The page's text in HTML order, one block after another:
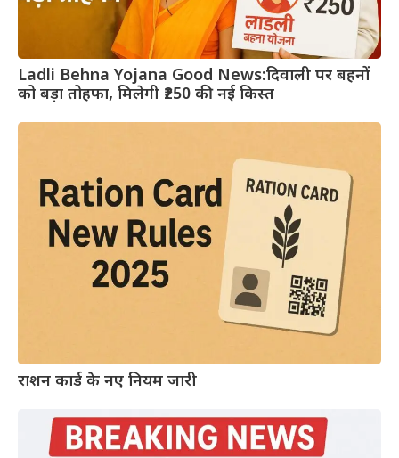
Ladli Behna Yojana Good News:दिवाली पर बहनों
को बड़ा तोहफा, मिलेगी ₹250 की नई किस्त
राशन कार्ड के नए नियम जारी